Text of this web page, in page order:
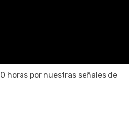
horas por nuestras señales de